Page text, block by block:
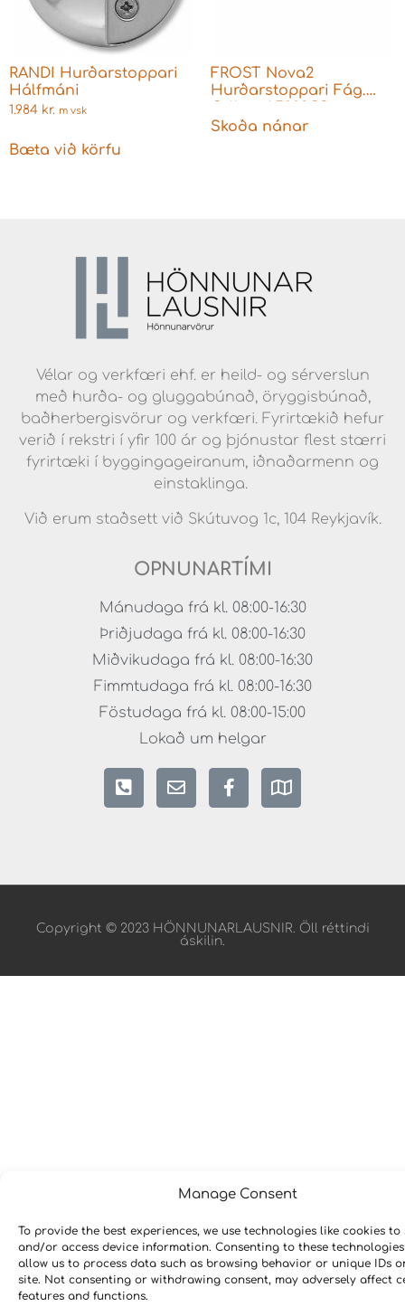
Manage Consent
To provide the best experiences, we use technologies like cookies to
and/or access device information. Consenting to these
allow us to process data such as browsing behavior or unique IDs
site. Not consenting or withdrawing consent, may adversely affect
features and functions.
RANDI Hurðarstoppari
Hálfmáni
1.984 kr. m vsk
Bæta við körfu
FROST Nova2
Hurðarstoppari Fág.
Skoða nánar
Vélar og verkfæri ehf. er heild- og sérverslun
með hurða- og gluggabúnað, öryggisbúnað,
baðherbergisvörur og verkfæri. Fyrirtækið hefur
verið í rekstri í yfir 100 ár og þjónustar flest stærri
fyrirtæki í byggingageiranum, iðnaðarmenn og
einstaklinga.
Við erum staðsett við Skútuvog 1c, 104 Reykjavík.
OPNUNARTÍMI
Mánudaga frá kl. 08:00-16:30
Þriðjudaga frá kl. 08:00-16:30
Miðvikudaga frá kl. 08:00-16:30
Fimmtudaga frá kl. 08:00-16:30
Föstudaga frá kl. 08:00-15:00
Lokað um helgar
Copyright © 2023 HÖNNUNARLAUSNIR. Öll réttindi
áskilin.